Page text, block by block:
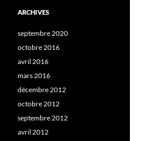
ARCHIVES
septembre 2020
octobre 2016
avril 2016
mars 2016
décembre 2012
octobre 2012
septembre 2012
avril 2012